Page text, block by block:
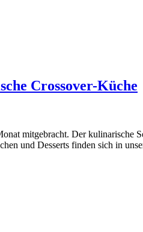
Crossover-Küche
mitgebracht. Der kulinarische
und Desserts finden sich in